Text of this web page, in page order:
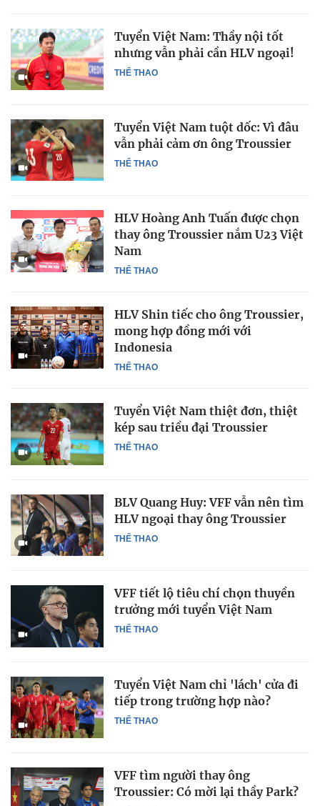
THỂ THAO
Tuyển Việt Nam: Thầy nội tốt
nhưng vẫn phải cần HLV ngoại!
THỂ THAO
Tuyển Việt Nam tuột dốc: Vì đâu
vẫn phải cảm ơn ông Troussier
THỂ THAO
HLV Hoàng Anh Tuấn được chọn
thay ông Troussier nắm U23 Việt
Nam
THỂ THAO
HLV Shin tiếc cho ông Troussier,
mong hợp đồng mới với
Indonesia
THỂ THAO
Tuyển Việt Nam thiệt đơn, thiệt
kép sau triều đại Troussier
THỂ THAO
BLV Quang Huy: VFF vẫn nên tìm
HLV ngoại thay ông Troussier
THỂ THAO
VFF tiết lộ tiêu chí chọn thuyền
trưởng mới tuyển Việt Nam
THỂ THAO
Tuyển Việt Nam chỉ 'lách' cửa đi
tiếp trong trường hợp nào?
VFF tìm người thay ông
Troussier: Có mời lại thầy Park?